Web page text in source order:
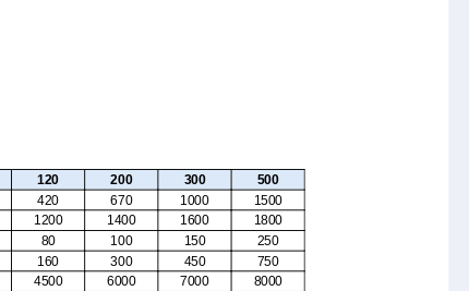
120 200 300
500
420 670 1000
1500
1200 1400 1600
1800
80 100 150
250
160 300 450
750
4500 6000 7000
8000